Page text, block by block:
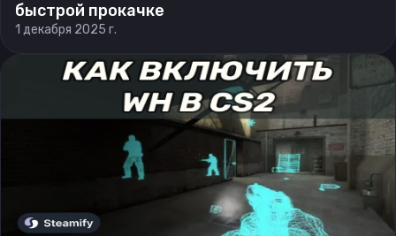
быстрой прокачке
1 декабря 2025 г.